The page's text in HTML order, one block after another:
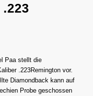
Paa stellt die
.223Remington vor.
Diamondback kann auf
Probe geschossen